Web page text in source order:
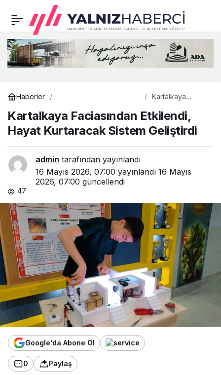
Haberler
Kartalkaya
Etkilendi, Hayat
Kurtaracak
Sistem Geliştirdi
Kartalkaya Faciasından Etkilendi,
Hayat Kurtaracak Sistem Geliştirdi
admin tarafından yayınlandı
16 Mayıs 2026, 07:00 yayınlandı 16 Mayıs
2026, 07:00 güncellendi
47
Google'da Abone Ol
0 Paylaş
Kartalkaya Faciasından
Etkilendi, Hayat
Kurtaracak Sistem
Geliştirdi